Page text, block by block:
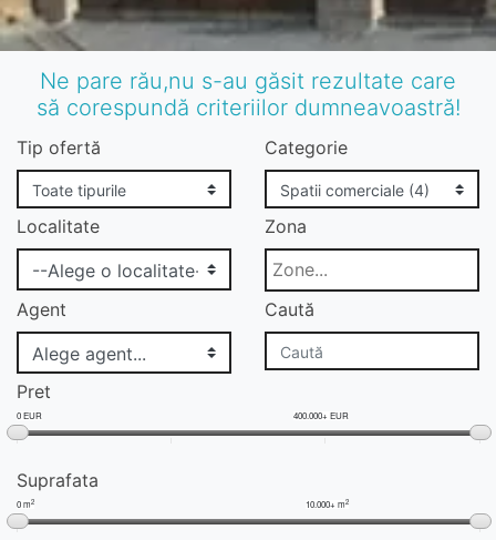
Ne pare rău,nu s-au găsit rezultate care
să corespundă criteriilor dumneavoastră!
Tip ofertă Categorie
Localitate Zona
Agent Caută
Pret
0 EUR 400.000+ EUR
Suprafata
0 m2 10.000+ m2